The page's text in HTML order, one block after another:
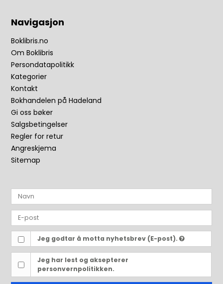
Navigasjon
Boklibris.no
Om Boklibris
Persondatapolitikk
Kategorier
Kontakt
Bokhandelen på Hadeland
Gi oss bøker
Salgsbetingelser
Regler for retur
Angreskjema
Sitemap
Jeg godtar å motta nyhetsbrev (E-post).
Jeg har lest og aksepterer
personvernpolitikken.